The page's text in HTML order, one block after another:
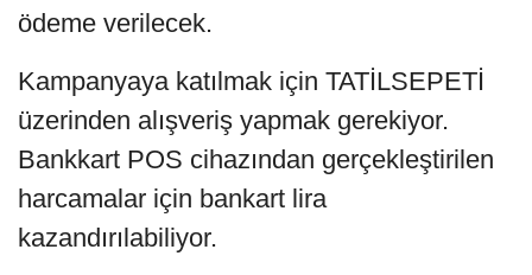
ödeme verilecek.
Kampanyaya katılmak için TATİLSEPETİ
üzerinden alışveriş yapmak gerekiyor.
Bankkart POS cihazından gerçekleştirilen
harcamalar için bankart lira
kazandırılabiliyor.